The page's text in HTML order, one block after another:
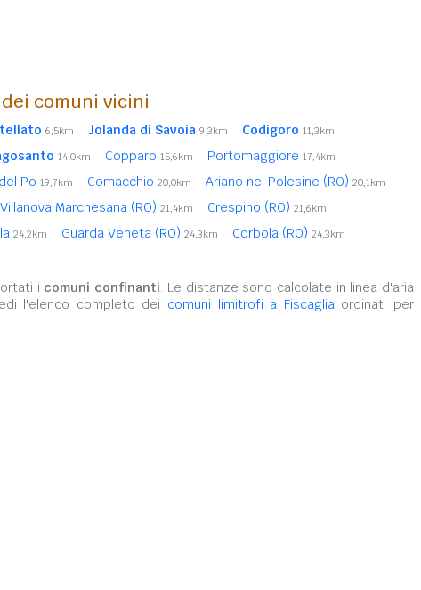
comuni vicini
6,5km Jolanda di Savoia 9,3km Codigoro 11,3km
14,0km Copparo 15,6km Portomaggiore 17,4km
Po 19,7km Comacchio 20,0km Ariano nel Polesine (RO) 20,1km
Villanova Marchesana (RO) 21,4km Crespino (RO) 21,6km
24,2km Guarda Veneta (RO) 24,3km Corbola (RO) 24,3km
i comuni confinanti. Le distanze sono calcolate in linea d'aria
l'elenco completo dei comuni limitrofi a Fiscagliaordinati per